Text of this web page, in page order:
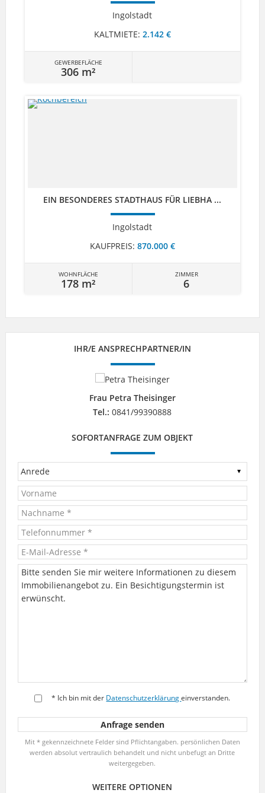
Ingolstadt
KALTMIETE: 2.142 €
GEWERBEFLÄCHE
306 m²
EIN BESONDERES STADTHAUS FÜR LIEBHA ...
Ingolstadt
KAUFPREIS: 870.000 €
WOHNFLÄCHE
178 m²
ZIMMER
6
IHR/E ANSPRECHPARTNER/IN
Frau Petra Theisinger
Tel.: 0841/99390888
SOFORTANFRAGE ZUM OBJEKT
* Ich bin mit der Datenschutzerklärungeinverstanden.
Mit * gekennzeichnete Felder sind Pflichtangaben. persönlichen Daten
werden absolut vertraulich behandelt und nicht unbefugt an Dritte
weitergegeben.
WEITERE OPTIONEN